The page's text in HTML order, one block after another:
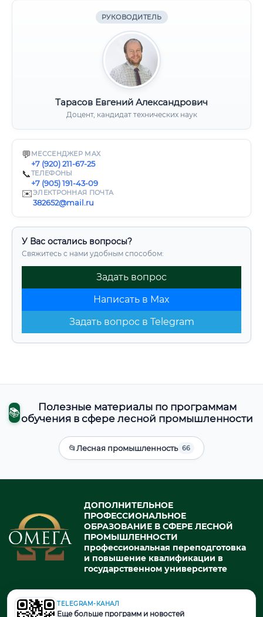
РУКОВОДИТЕЛЬ
Тарасов Евгений Александрович
Доцент, кандидат технических наук
💬 МЕССЕНДЖЕР MAX
+7 (920) 211-67-25
📞ТЕЛЕФОНЫ
+7 (905) 191-43-09
✉️ЭЛЕКТРОННАЯ ПОЧТА
382652@mail.ru
У Вас остались вопросы?
Свяжитесь с нами удобным способом:
Задать вопрос
Написать в Max
Задать вопрос в Telegram
📚
Полезные материалы по программам
обучения в сфере лесной промышленности
📂Лесная промышленность 66
ДОПОЛНИТЕЛЬНОЕ
ПРОФЕССИОНАЛЬНОЕ
ОБРАЗОВАНИЕ В СФЕРЕ ЛЕСНОЙ
ПРОМЫШЛЕННОСТИ
профессиональная переподготовка
и повышение квалификации в
государственном университете
© 2026. При использовании материалов портала активная ссылка
TELEGRAM-КАНАЛ
Еще больше программ и новостей